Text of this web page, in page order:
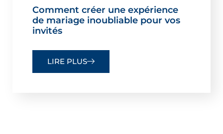
Comment créer une expérience
de mariage inoubliable pour vos
invités
LIRE PLUS